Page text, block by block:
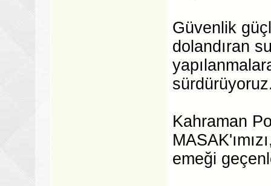
Güvenlik
dolandıran
Kahraman
emeği